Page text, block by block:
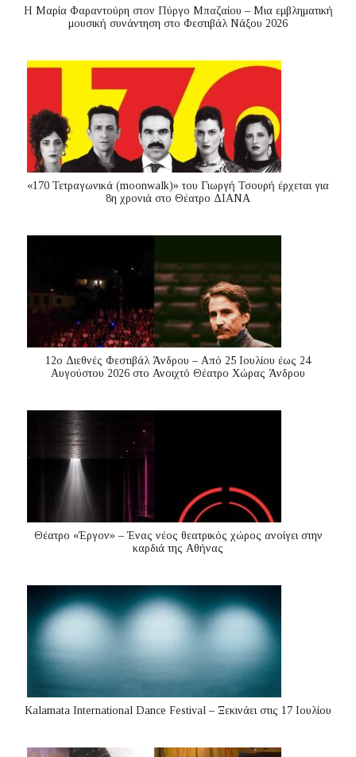
Η Μαρία Φαραντούρη στον Πύργο Μπαζαίου – Μια εμβληματική
μουσική συνάντηση στο Φεστιβάλ Νάξου 2026
«170 Τετραγωνικά (moonwalk)» του Γιωργή Τσουρή έρχεται για
8η χρονιά στο Θέατρο ΔΙΑΝΑ
12ο Διεθνές Φεστιβάλ Άνδρου – Από 25 Ιουλίου έως 24
Αυγούστου 2026 στο Ανοιχτό Θέατρο Χώρας Άνδρου
Θέατρο «Έργον» – Ένας νέος θεατρικός χώρος ανοίγει στην
καρδιά της Αθήνας
Kalamata International Dance Festival – Ξεκινάει στις 17 Ιουλίου